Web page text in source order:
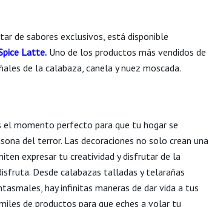
de sabores exclusivos, está disponible
Latte. Uno de los productos más vendidos de
de la calabaza, canela y nuez moscada.
el momento perfecto para que tu hogar se
del terror. Las decoraciones no solo crean una
expresar tu creatividad y disfrutar de la
Desde calabazas talladas y telarañas
hay infinitas maneras de dar vida a tus
de productos para que eches a volar tu